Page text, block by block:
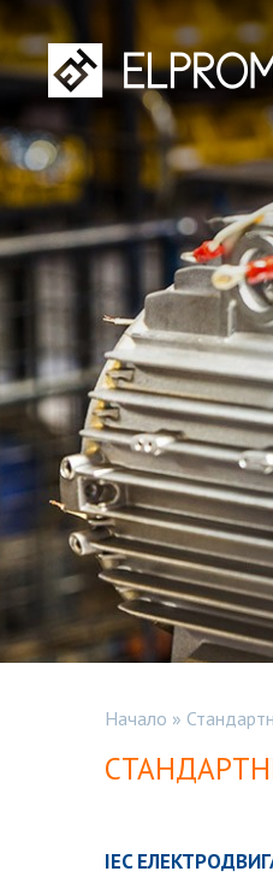
Начало »
IEC